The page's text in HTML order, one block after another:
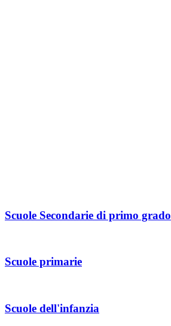
Scuole Secondarie di primo grado
Scuole primarie
Scuole dell'infanzia